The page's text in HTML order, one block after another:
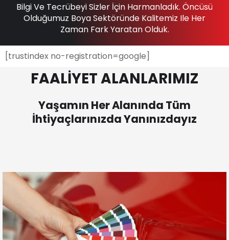
Bilgi Ve Tecrübeyi Sizler İçin Harmanladık. Öncüsü
Olduğumuz Boya Sektöründe Kalitemiz Ile Her
Zaman Fark Yaratan Olduk.
[trustindex no-registration=google]
FAALİYET ALANLARIMIZ
Yaşamın Her Alanında Tüm
İhtiyaçlarınızda Yanınızdayız